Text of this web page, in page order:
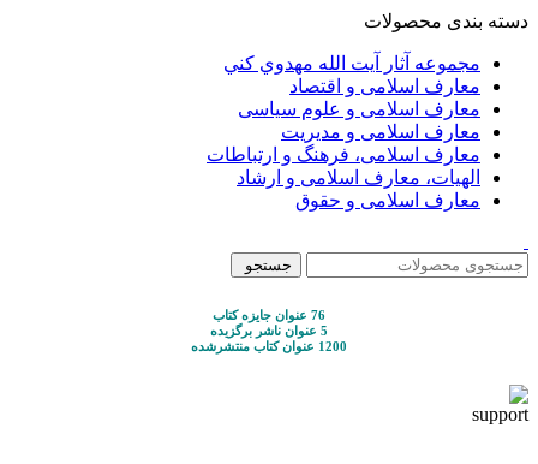
دسته بندی محصولات
مجموعه آثار آيت الله مهدوي كني
معارف اسلامی و اقتصاد
معارف اسلامی و علوم سیاسی
معارف اسلامی و مدیریت
معارف اسلامی، فرهنگ و ارتباطات
الهیات، معارف اسلامی و ارشاد
معارف اسلامی و حقوق
جستجو
76 عنوان جایزه کتاب
5 عنوان ناشر برگزیده
1200 عنوان کتاب منتشرشده